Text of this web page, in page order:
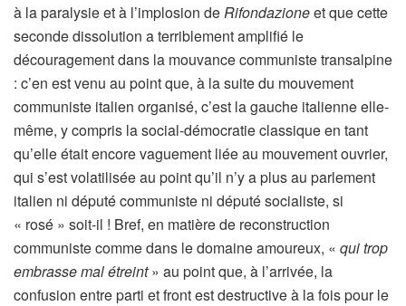
à la paralysie et à l’implosion de Rifondazioneet que cette
seconde dissolution a terriblement amplifié le
découragement dans la mouvance communiste transalpine
: c’en est venu au point que, à la suite du mouvement
communiste italien organisé, c’est la gauche italienne elle-
même, y compris la social-démocratie classique en tant
qu’elle était encore vaguement liée au mouvement ouvrier,
qui s’est volatilisée au point qu’il n’y a plus au parlement
italien ni député communiste ni député socialiste, si
« rosé » soit-il ! Bref, en matière de reconstruction
communiste comme dans le domaine amoureux, « qui trop
embrasse mal étreint» au point que, à l’arrivée, la
confusion entre parti et front est destructive à la fois pour le